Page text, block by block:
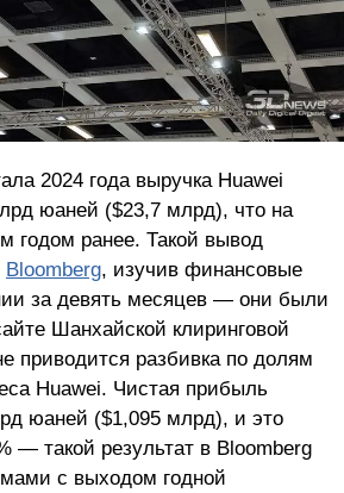
2024 года выручка Huawei
юаней ($23,7 млрд), что на
годом ранее. Такой вывод
Bloomberg, изучив финансовые
за девять месяцев — они были
Шанхайской клиринговой
приводится разбивка по долям
Huawei. Чистая прибыль
юаней ($1,095 млрд), и это
— такой результат в Bloomberg
с выходом годной